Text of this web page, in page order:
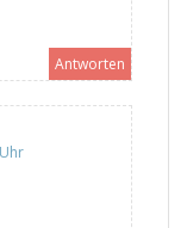
Antworten